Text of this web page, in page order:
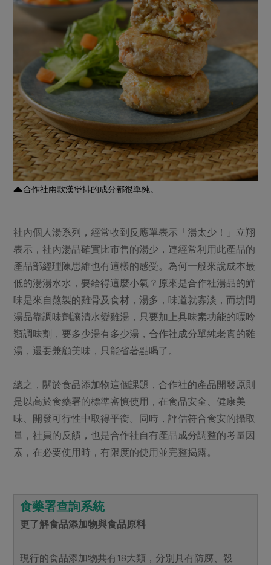
合作社兩款漢堡排的成分都很單純。
社內個人湯系列，經常收到反應單表示「湯太少！」立翔
表示，社內湯品確實比市售的湯少，連經常利用此產品的
產品部經理陳思維也有這樣的感受。為何一般來說成本最
低的湯湯水水，要給得這麼小氣？原來是合作社湯品的鮮
味是來自熬製的雞骨及食材，湯多，味道就寡淡，而坊間
湯品靠調味劑讓清水變雞湯，只要加上具味素功能的嘌呤
類調味劑，要多少湯有多少湯，合作社成分單純老實的雞
湯，還要兼顧美味，只能省著點喝了。
總之，關於食品添加物這個課題，合作社的產品開發原則
是以高於食藥署的標準審慎使用，在食品安全、健康美
味、開發可行性中取得平衡。同時，評估符合食安的攝取
量，社員的反饋，也是合作社自有產品成分調整的考量因
素，在必要使用時，有限度的使用並完整揭露。
食藥署查詢系統
更了解食品添加物與食品原料
現行的食品添加物共有18大類，分別具有防腐、殺